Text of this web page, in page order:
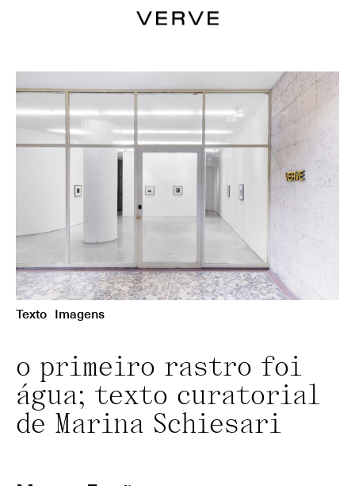
Texto Imagens
o primeiro rastro foi
água; texto curatorial
de Marina Schiesari